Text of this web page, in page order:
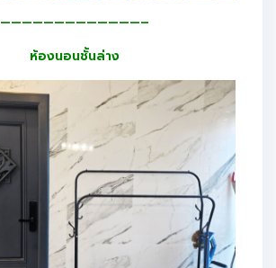
—————————————–
ห้องนอนชั้นล่าง